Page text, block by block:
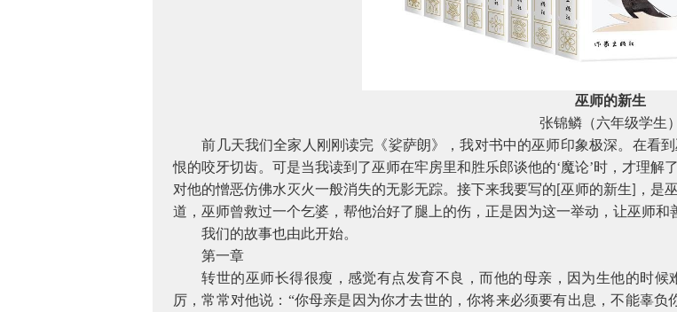
巫师的新生
张锦鳞（六年级学生）
前几天我们全家人刚刚读完《娑萨朗》，我对书中的巫师印象极深。在看
恨的咬牙切齿。可是当我读到了巫师在牢房里和胜乐郎谈他的‘魔论’时，才理
对他的憎恶仿佛水灭火一般消失的无影无踪。接下来我要写的 巫师的新生
，是
道，巫师曾救过一个乞婆，帮他治好了腿上的伤，正是因为这一举动，让巫师和
我们的故事也由此开始。
第一章
转世的巫师长得很瘦，感觉有点发育不良，而他的母亲，因为生他的时
厉，常常对他说：“你母亲是因为你才去世的，你将来必须要有出息，不能辜